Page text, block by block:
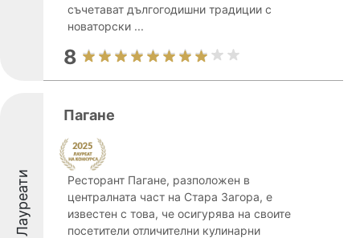
съчетават дългогодишни традиции с
новаторски ...
8
Лауреати
Пагане
Ресторант Пагане, разположен в
централната част на Стара Загора, е
известен с това, че осигурява на своите
посетители отличителни кулинарни